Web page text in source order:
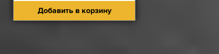
Добавить в корзину